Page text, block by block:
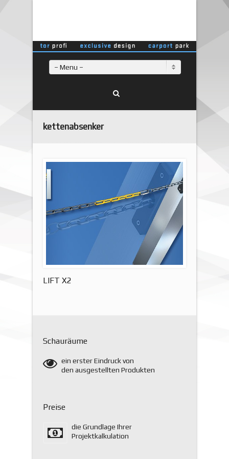
– Menu –
kettenabsenker
LIFT X2
Schauräume
ein erster Eindruck von
den ausgestellten Produkten
Preise
die Grundlage Ihrer
Projektkalkulation